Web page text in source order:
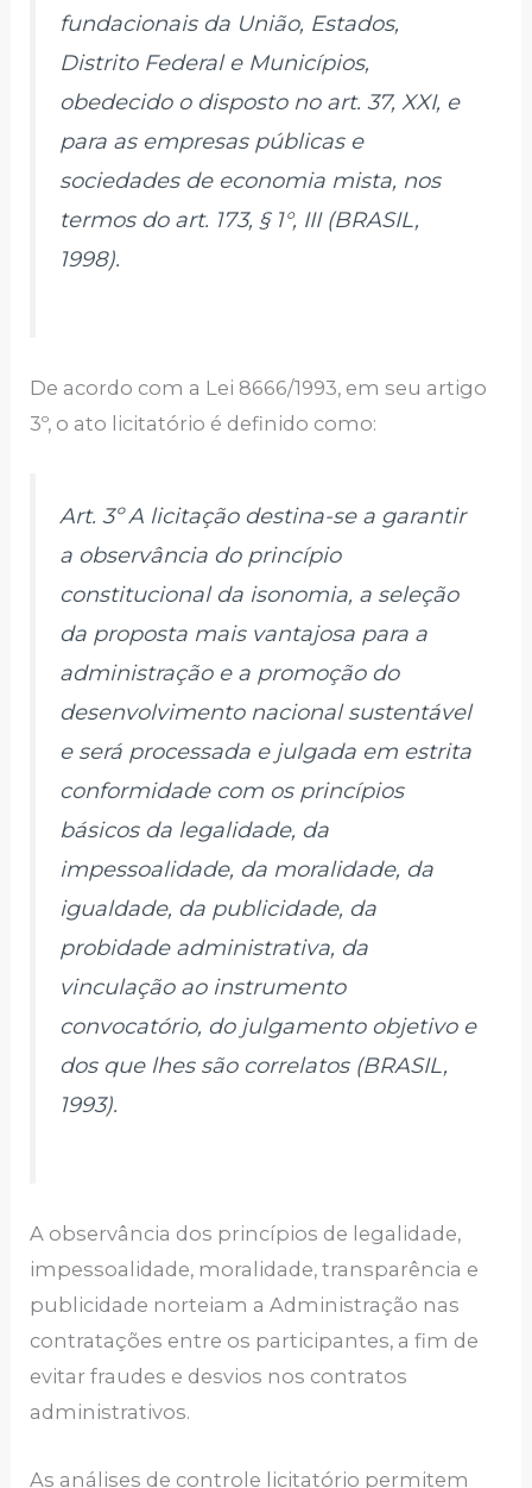
fundacionais da União, Estados,
Distrito Federal e Municípios,
obedecido o disposto no art. 37, XXI, e
para as empresas públicas e
sociedades de economia mista, nos
termos do art. 173, § 1°, III (BRASIL,
1998).
De acordo com a Lei 8666/1993, em seu artigo
3º, o ato licitatório é definido como:
Art. 3º A licitação destina-se a garantir
a observância do princípio
constitucional da isonomia, a seleção
da proposta mais vantajosa para a
administração e a promoção do
desenvolvimento nacional sustentável
e será processada e julgada em estrita
conformidade com os princípios
básicos da legalidade, da
impessoalidade, da moralidade, da
igualdade, da publicidade, da
probidade administrativa, da
vinculação ao instrumento
convocatório, do julgamento objetivo e
dos que lhes são correlatos (BRASIL,
1993).
A observância dos princípios de legalidade,
impessoalidade, moralidade, transparência e
publicidade norteiam a Administração nas
contratações entre os participantes, a fim de
evitar fraudes e desvios nos contratos
administrativos.
As análises de controle licitatório permitem